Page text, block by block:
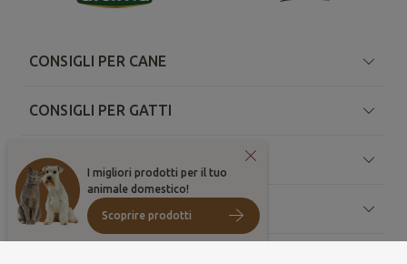
I migliori prodotti per il tuo
animale domestico!
Scoprire prodotti
CONSIGLI PER CANE
CONSIGLI PER GATTI
A PROPOSITO DI ULTIMA
RISORSE